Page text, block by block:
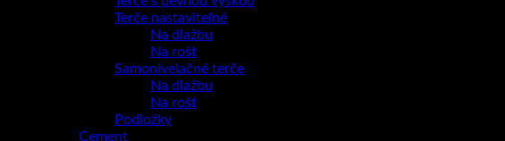
Terče nastaviteľné
Na dlažbu
Na rošt
Samonivelačné terče
Na dlažbu
Na rošt
Podložky
Cement